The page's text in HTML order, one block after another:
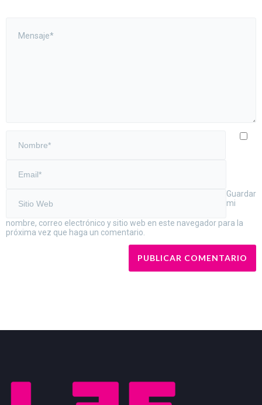
Guardar
mi
nombre, correo electrónico y sitio web en este navegador para la
próxima vez que haga un comentario.